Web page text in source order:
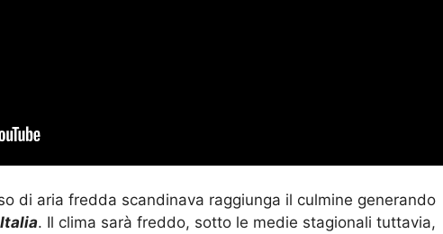
di aria fredda scandinava raggiunga il culmine generando
Italia. Il clima sarà freddo, sotto le medie stagionali tuttavia,